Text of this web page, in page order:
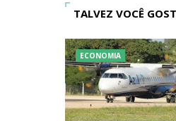
TALVEZ VOCÊ
ECONOMIA